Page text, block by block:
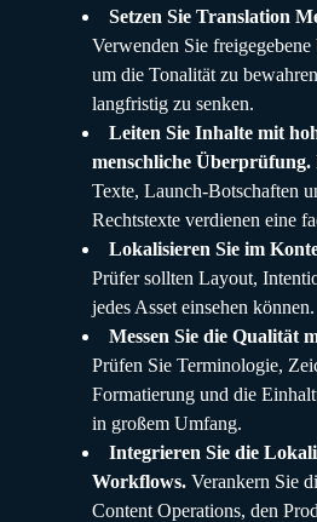
Setzen Sie Translation
Verwenden Sie
um die Tonalität zu
langfristig zu senken.
Leiten Sie Inhalte mit
menschliche Überprüfung.
Texte, Launch-Botschaften
Rechtstexte verdienen eine
Lokalisieren Sie im
Prüfer sollten Layout,
jedes Asset einsehen können.
Messen Sie die Qualität
Prüfen Sie Terminologie,
Formatierung und die
in großem Umfang.
Integrieren Sie die
Workflows. Verankern Sie
Content Operations, den